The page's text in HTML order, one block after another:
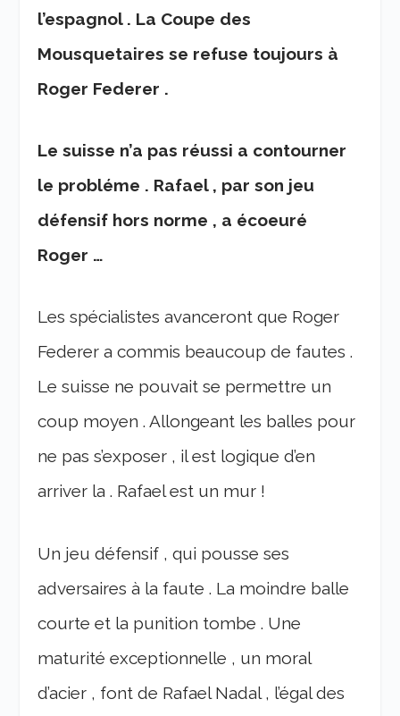
l’espagnol . La Coupe des
Mousquetaires se refuse toujours à
Roger Federer .
Le suisse n’a pas réussi a contourner
le probléme . Rafael , par son jeu
défensif hors norme , a écoeuré
Roger …
Les spécialistes avanceront que Roger
Federer a commis beaucoup de fautes .
Le suisse ne pouvait se permettre un
coup moyen . Allongeant les balles pour
ne pas s’exposer , il est logique d’en
arriver la . Rafael est un mur !
Un jeu défensif , qui pousse ses
adversaires à la faute . La moindre balle
courte et la punition tombe . Une
maturité exceptionnelle , un moral
d’acier , font de Rafael Nadal , l’égal des